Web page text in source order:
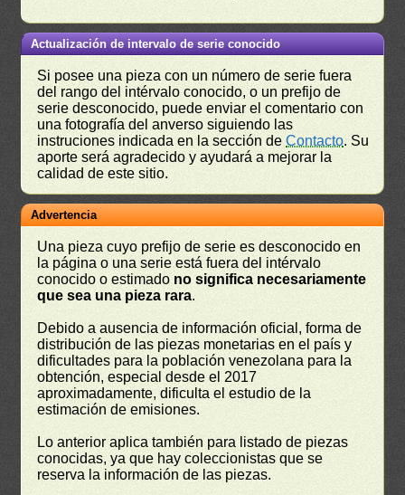
Actualización de intervalo de serie conocido
Si posee una pieza con un número de serie fuera
del rango del intérvalo conocido, o un prefijo de
serie desconocido, puede enviar el comentario con
una fotografía del anverso siguiendo las
instruciones indicada en la sección deContacto. Su
aporte será agradecido y ayudará a mejorar la
calidad de este sitio.
Advertencia
Una pieza cuyo prefijo de serie es desconocido en
la página o una serie está fuera del intérvalo
conocido o estimado no significa necesariamente
que sea una pieza rara.
Debido a ausencia de información oficial, forma de
distribución de las piezas monetarias en el país y
dificultades para la población venezolana para la
obtención, especial desde el 2017
aproximadamente, dificulta el estudio de la
estimación de emisiones.
Lo anterior aplica también para listado de piezas
conocidas, ya que hay coleccionistas que se
reserva la información de las piezas.